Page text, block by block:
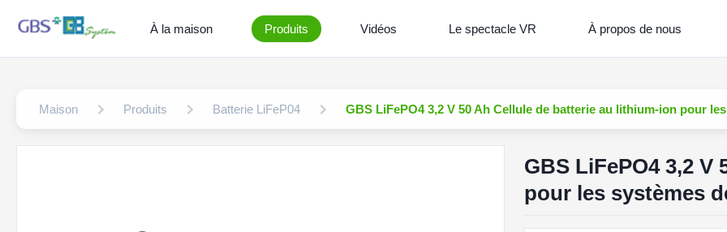
À la maison Produits Vidéos Le spectacle VR À propos de nous
Maison Produits Batterie LiFeP04 GBS LiFePO4 3,2 V 50 Ah Cellule de batterie au lithium-ion pour
GBS LiFePO4 3,2
pour les systèmes